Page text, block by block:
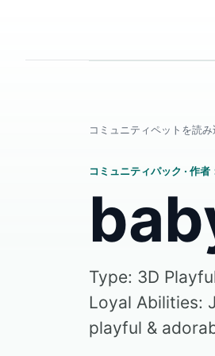
コミュニティペットを読
コミュニティパック · 作者
Type: 3D
Loyal Abilities:
playful &